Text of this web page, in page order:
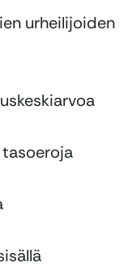
urheilijoiden